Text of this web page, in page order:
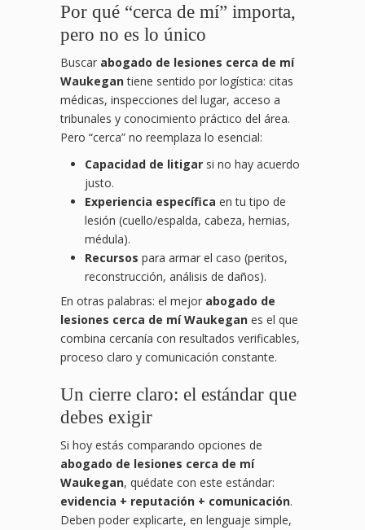
Por qué “cerca de mí” importa,
pero no es lo único
Buscar abogado de lesiones cerca de mí
Waukegantiene sentido por logística: citas
médicas, inspecciones del lugar, acceso a
tribunales y conocimiento práctico del área.
Pero “cerca” no reemplaza lo esencial:
Capacidad de litigar si no hay acuerdo
justo.
Experiencia específica en tu tipo de
lesión (cuello/espalda, cabeza, hernias,
médula).
Recursos para armar el caso (peritos,
reconstrucción, análisis de daños).
En otras palabras: el mejor abogado de
lesiones cerca de mí Waukegan es el que
combina cercanía con resultados verificables,
proceso claro y comunicación constante.
Un cierre claro: el estándar que
debes exigir
Si hoy estás comparando opciones de
abogado de lesiones cerca de mí
Waukegan, quédate con este estándar:
evidencia + reputación + comunicación.
Deben poder explicarte, en lenguaje simple,